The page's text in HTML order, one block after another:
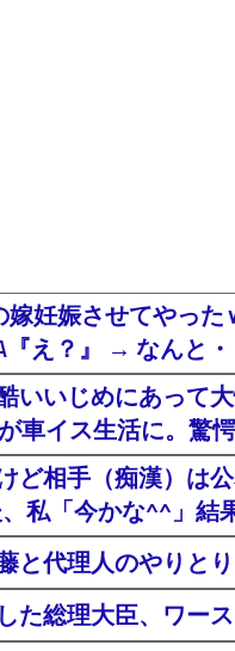
嫁妊娠させてやっ
え？』 → なんと・
いいじめにあって
車イス生活に。驚
ど相手（痴漢）は
私「今かな^^」結
と代理人のやりと
た総理大臣、ワー